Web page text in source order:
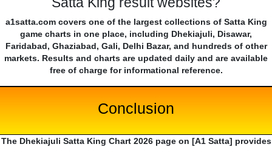
a1satta.com covers one of the largest collections of Satta King
game charts in one place, including Dhekiajuli, Disawar,
Faridabad, Ghaziabad, Gali, Delhi Bazar, and hundreds of other
markets. Results and charts are updated daily and are available
free of charge for informational reference.
Conclusion
The Dhekiajuli Satta King Chart 2026 page on [A1 Satta] provides